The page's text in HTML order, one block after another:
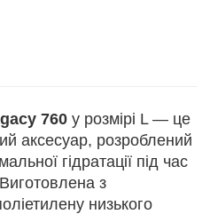
760 у розмірі L — це
аксесуар, розроблений
гідратації під час
з
низького